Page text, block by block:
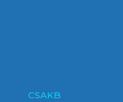
CSAKB